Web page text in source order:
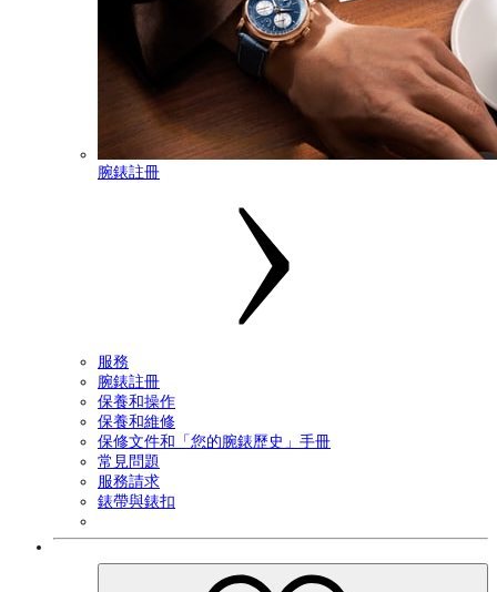
腕錶註冊
服務
腕錶註冊
保養和操作
保養和維修
保修文件和「您的腕錶歷史」手冊
常見問題
服務請求
錶帶與錶扣